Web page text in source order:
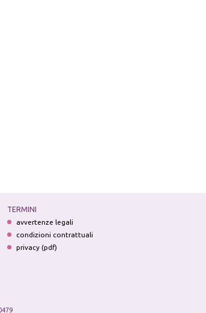
TERMINI
avvertenze legali
condizioni contrattuali
privacy (pdf)